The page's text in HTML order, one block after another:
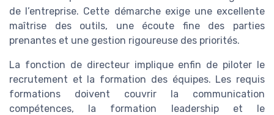
de l’entreprise. Cette démarche exige une excellente
maîtrise des outils, une écoute fine des parties
prenantes et une gestion rigoureuse des priorités.
La fonction de directeur implique enfin de piloter le
recrutement et la formation des équipes. Les requis
formations doivent couvrir la communication
compétences, la formation leadership et le